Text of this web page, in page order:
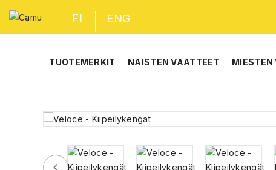
FI ENG
TUOTEMERKIT NAISTEN VAATTEET MIESTEN